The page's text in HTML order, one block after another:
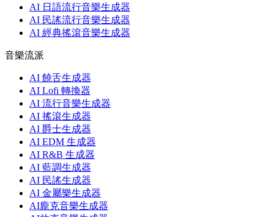
AI 日語流行音樂生成器
AI 民謠流行音樂生成器
AI 經典搖滾音樂生成器
音樂流派
AI 饒舌生成器
AI Lofi 轉換器
AI 流行音樂生成器
AI 搖滾生成器
AI 爵士生成器
AI EDM 生成器
AI R&B 生成器
AI 藍調生成器
AI 民謠生成器
AI 金屬樂生成器
AI龐克音樂生成器